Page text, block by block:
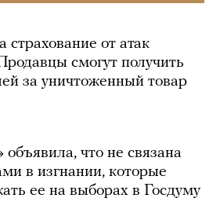
страхование от атак
смогут получить
за уничтоженный товар
объявила, что не связана
в изгнании, которые
ее на выборах в Госдуму